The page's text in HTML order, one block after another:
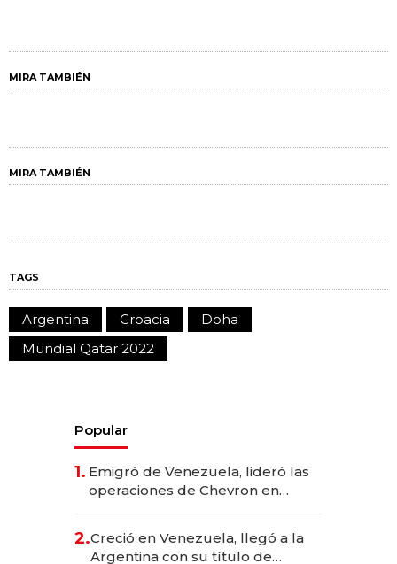
MIRA TAMBIÉN
MIRA TAMBIÉN
TAGS
Argentina Croacia
Doha
Mundial Qatar 2022
Popular
1. Emigró de Venezuela, lideró las
operaciones de Chevron en
2.Creció en Venezuela, llegó a la
Argentina con su título de